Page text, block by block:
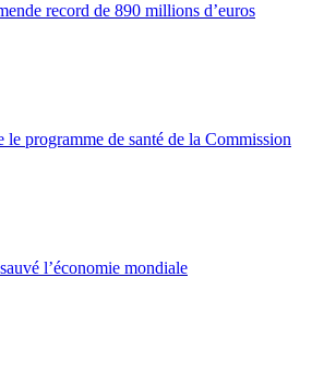
record de 890 millions d’euros
le programme de santé de la Commission
l’économie mondiale